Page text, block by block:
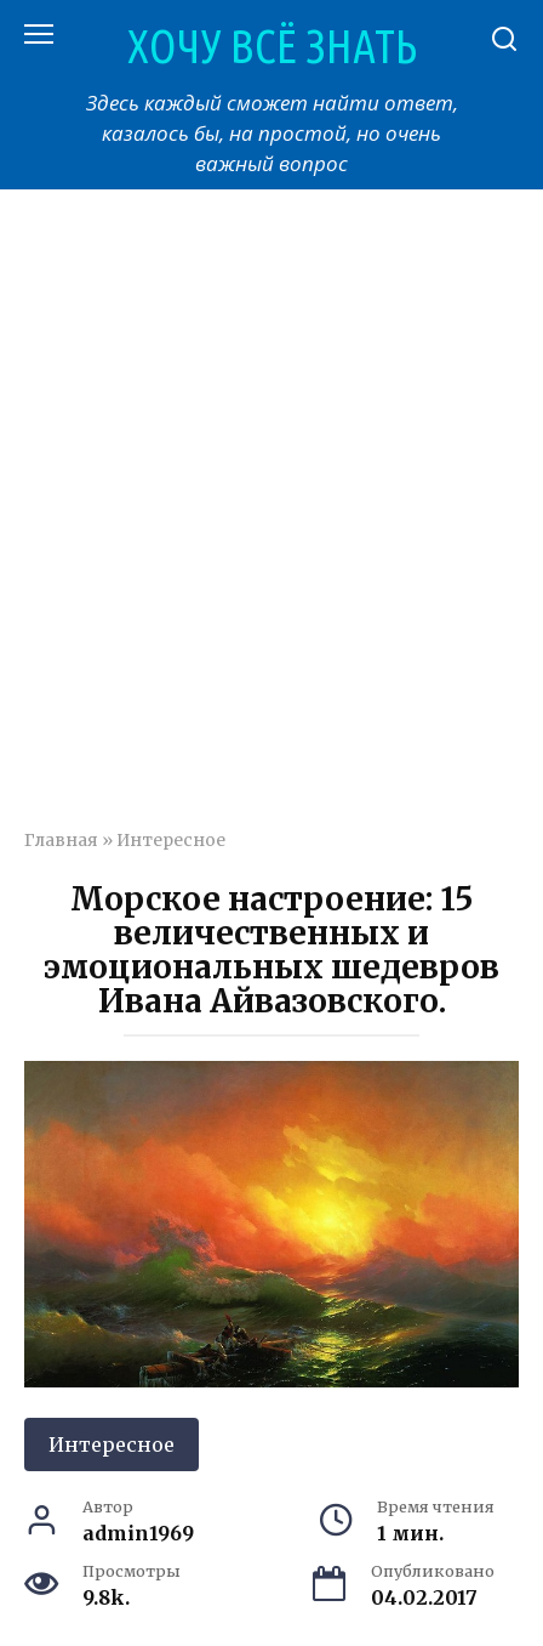
ХОЧУ ВСЁ ЗНАТЬ
Здесь каждый сможет найти ответ,
казалось бы, на простой, но очень
важный вопрос
Главная » Интересное
Морское настроение: 15
величественных и
эмоциональных шедевров
Ивана Айвазовского.
Интересное
Автор
admin1969
Время чтения
1 мин.
Просмотры
9.8k.
Опубликовано
04.02.2017